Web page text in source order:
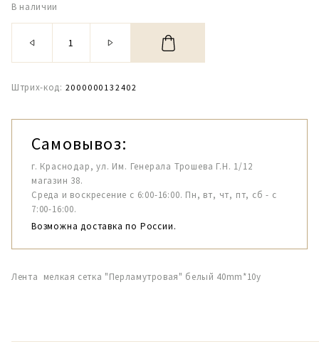
В наличии
Штрих-код: 2000000132402
Самовывоз:
г. Краснодар, ул. Им. Генерала Трошева Г.Н. 1/12
магазин 38.
Среда и воскресение с 6:00-16:00. Пн, вт, чт, пт, сб - с
7:00-16:00.
Возможна доставка по России.
Лента мелкая сетка "Перламутровая" белый 40mm*10y